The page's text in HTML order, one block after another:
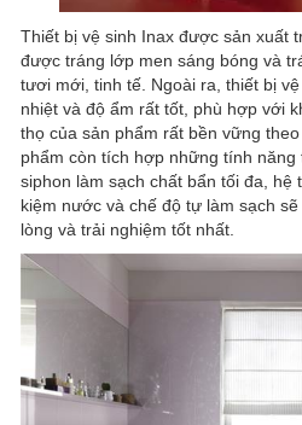
Thiết bị vệ sinh Inax được sản xuất
được tráng lớp men sáng bóng và
tươi mới, tinh tế. Ngoài ra, thiết bị
nhiệt và độ ẩm rất tốt, phù hợp với
thọ của sản phẩm rất bền vững
phẩm còn tích hợp những tính
siphon làm sạch chất bẩn tối đa, hệ
kiệm nước và chế độ tự làm sạch
lòng và trải nghiệm tốt nhất.